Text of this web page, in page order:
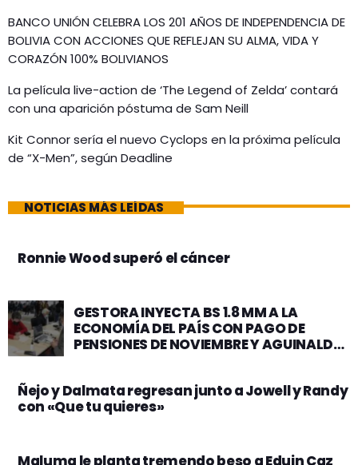
BANCO UNIÓN CELEBRA LOS 201 AÑOS DE INDEPENDENCIA DE
BOLIVIA CON ACCIONES QUE REFLEJAN SU ALMA, VIDA Y
CORAZÓN 100% BOLIVIANOS
La película live-action de ‘The Legend of Zelda’ contará
con una aparición póstuma de Sam Neill
Kit Connor sería el nuevo Cyclops en la próxima película
de “X-Men”, según Deadline
NOTICIAS MÁS LEÍDAS
Ronnie Wood superó el cáncer
GESTORA INYECTA BS 1.8 MM A LA
ECONOMÍA DEL PAÍS CON PAGO DE
PENSIONES DE NOVIEMBRE Y AGUINALDO
Ñejo y Dalmata regresan junto a Jowell y Randy
con «Que tu quieres»
Maluma le planta tremendo beso a Eduin Caz